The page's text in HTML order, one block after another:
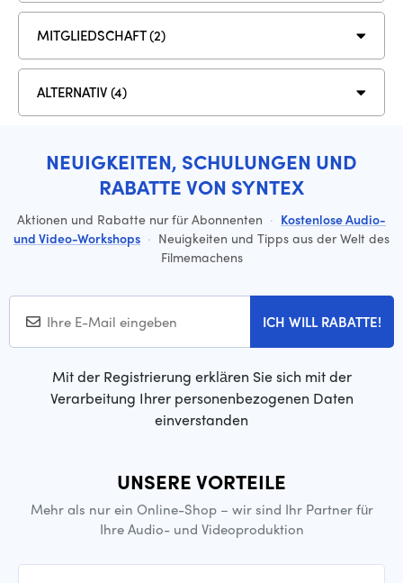
MITGLIEDSCHAFT (2)
ALTERNATIV (4)
NEUIGKEITEN, SCHULUNGEN UND
RABATTE VON SYNTEX
Aktionen und Rabatte nur für Abonnenten · Kostenlose Audio-
und Video-Workshops · Neuigkeiten und Tipps aus der Welt des
Filmemachens
ICH WILL RABATTE!
Mit der Registrierung erklären Sie sich mit der
Verarbeitung Ihrer personenbezogenen Daten
einverstanden
UNSERE VORTEILE
Mehr als nur ein Online-Shop – wir sind Ihr Partner für
Ihre Audio- und Videoproduktion